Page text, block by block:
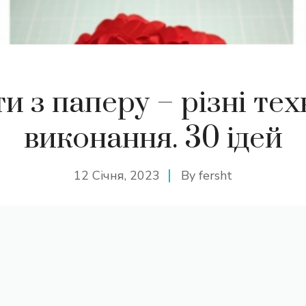
з паперу – різні
виконання. 30 ідей
12 Січня, 2023 By fersht